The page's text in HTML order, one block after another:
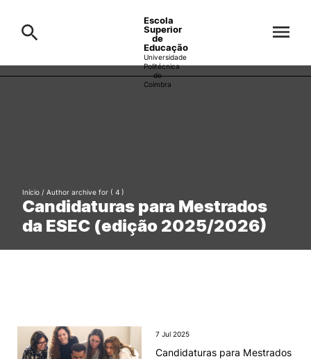
Docentes
Knowledge Factory
Escola
Superior
de
Educação
Universidade
Politécnica
de
Coimbra
Search
Candidaturas para Mestrados
da ESEC (edição 2025/2026)
Início / Author archive for ( 4 )
7 Jul 2025
Candidaturas para Mestrados